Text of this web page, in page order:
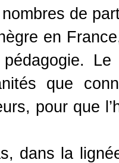
de
en
que
pour que
dans la